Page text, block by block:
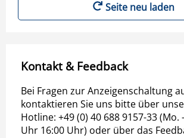
Seite neu laden
Kontakt & Feedback
Bei Fragen zur Anzeigenschaltung
kontaktieren Sie uns bitte über
Hotline: +49 (0) 40 688 9157-33 (Mo.
Uhr 16:00 Uhr) oder über das